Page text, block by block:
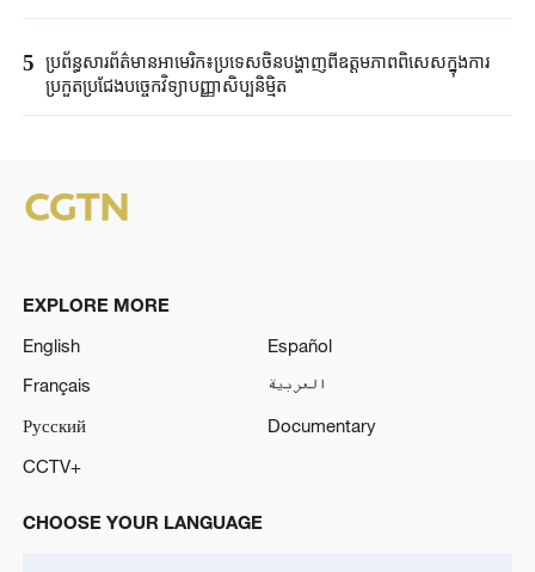
5 ប្រព័ន្ធសារព័ត៌មានអាមេរិក៖ប្រទេសចិនបង្ហាញពីឧត្តមភាពពិសេសក្នុងការ
ប្រកួតប្រជែងបច្ចេកវិទ្យាបញ្ញាសិប្បនិម្មិត
EXPLORE MORE
English
Español
Français
العربية
Русский
Documentary
CCTV+
CHOOSE YOUR LANGUAGE